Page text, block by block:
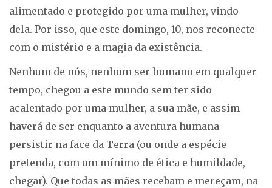
alimentado e protegido por uma mulher, vindo
dela. Por isso, que este domingo, 10, nos reconecte
com o mistério e a magia da existência.
Nenhum de nós, nenhum ser humano em qualquer
tempo, chegou a este mundo sem ter sido
acalentado por uma mulher, a sua mãe, e assim
haverá de ser enquanto a aventura humana
persistir na face da Terra (ou onde a espécie
pretenda, com um mínimo de ética e humildade,
chegar). Que todas as mães recebam e mereçam, na